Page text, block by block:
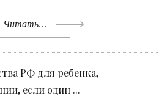
Читать…
РФ для ребенка,
если один ...